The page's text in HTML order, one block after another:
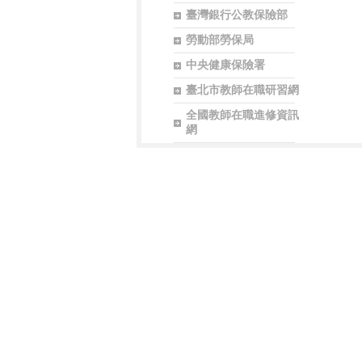
臺灣銀行公教保險部
勞動部勞保局
中央健康保險署
臺北市教師在職研習網
全國教師在職進修資訊
網